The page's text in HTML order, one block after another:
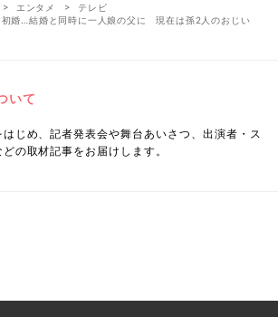
エンタメ
テレビ
婚…結婚と同時に一人娘の父に 現在は孫2人のおじい
いて
じめ、記者発表会や舞台あいさつ、出演者・ス
の取材記事をお届けします。